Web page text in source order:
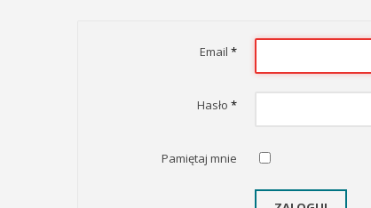
Email *
Hasło *
Pamiętaj mnie